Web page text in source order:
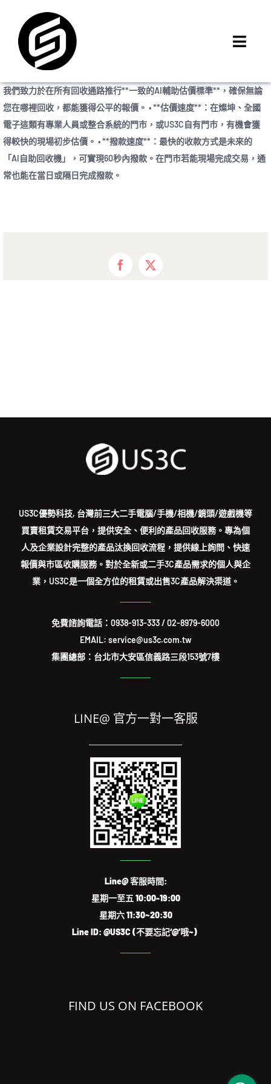
content
門市據點
iMCheck APP
iPhone 回收價
線上商城
我們致力於在所有回收通路推行**一致的AI輔助估價標準**，確保無論
您在哪裡回收，都能獲得公平的報價。 • **估價速度**：在燦坤、全國
電子這類有專業人員或整合系統的門市，或US3C自有門市，有機會獲
得較快的現場初步估價。 • **撥款速度**：最快的收款方式是未來的
「AI自助回收機」，可實現60秒內撥款。在門市若能現場完成交易，通
常也能在當日或隔日完成撥款。
Facebook
X
US3C優勢科技, 台灣前三大二手電腦/手機/相機/鏡頭/遊戲機等
買賣租賃交易平台，提供安全、便利的產品回收服務。專為個
人及企業設計完整的產品汰換回收流程，提供線上詢問、快速
報價與市區收購服務。對於全新或二手3C產品需求的個人與企
業，US3C是一個全方位的租賃或出售3C產品解決渠道。
免費諮詢電話： 0938-913-333/02-8979-6000
EMAIL: service@us3c.com.tw
集團總部：台北市大安區信義路三段153號7樓
LINE@ 官方一對一客服
Line@ 客服時間:
星期一至五 10:00-19:00
星期六 11:30~20:30
Line ID: @US3C (不要忘記‘@’哦~)
FIND US ON FACEBOOK